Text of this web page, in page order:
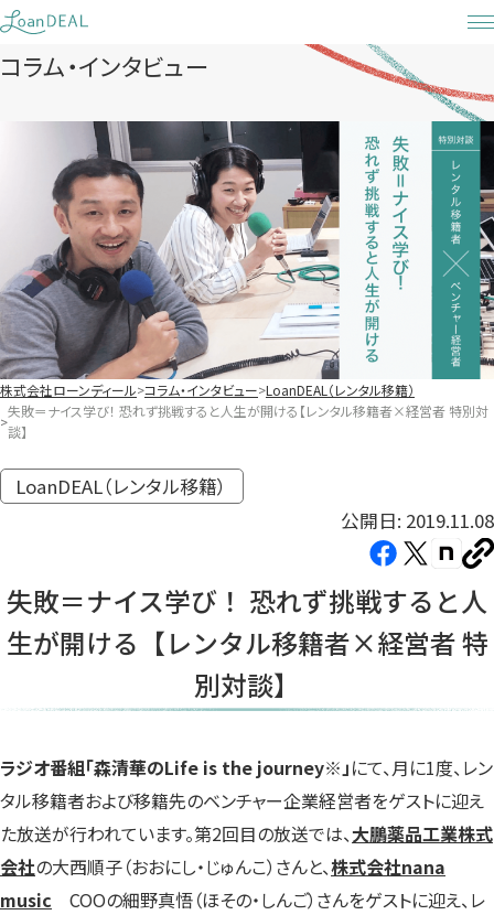
Skip
to
content
コラム・インタビュー
株式会社ローンディール コラム・インタビュー LoanDEAL（レンタル移籍）
失敗＝ナイス学び！ 恐れず挑戦すると人生が開ける【レンタル移籍者×経営者 特別対
談】
LoanDEAL（レンタル移籍）
公開日: 2019.11.08
Facebook（新
い
タ
ま
す）
X（新
い
タ
ま
す）
note（新
い
タ
ま
す）
コ
ピ
ー
失敗＝ナイス学び！ 恐れず挑戦すると人
生が開ける【レンタル移籍者×経営者 特
別対談】
ラジオ番組「森清華のLife is the journey※」にて、月に1度、レン
タル移籍者および移籍先のベンチャー企業経営者をゲストに迎え
た放送が行われています。第2回目の放送では、大鵬薬品工業株式
会社の大西順子（おおにし・じゅんこ）さんと、株式会社nana
music COOの細野真悟（ほその・しんご）さんをゲストに迎え、レ